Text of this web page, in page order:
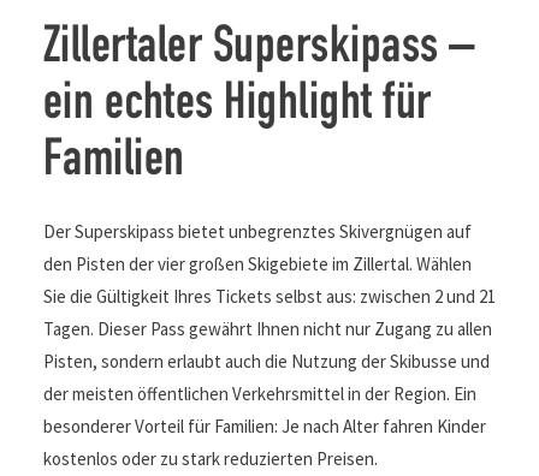
Zillertaler Superskipass –
ein echtes Highlight für
Familien
Der Superskipass bietet unbegrenztes Skivergnügen auf
den Pisten der vier großen Skigebiete im Zillertal. Wählen
Sie die Gültigkeit Ihres Tickets selbst aus: zwischen 2 und 21
Tagen. Dieser Pass gewährt Ihnen nicht nur Zugang zu allen
Pisten, sondern erlaubt auch die Nutzung der Skibusse und
der meisten öffentlichen Verkehrsmittel in der Region. Ein
besonderer Vorteil für Familien: Je nach Alter fahren Kinder
kostenlos oder zu stark reduzierten Preisen.